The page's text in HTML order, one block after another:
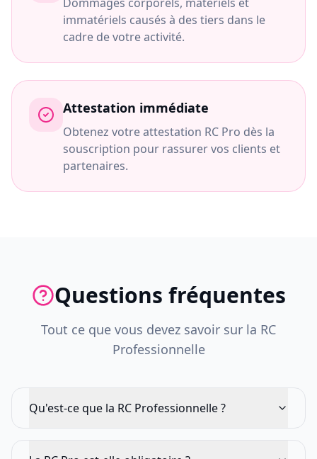
immatériels causés à des tiers dans le
cadre de votre activité.
Attestation immédiate
Obtenez votre attestation RC Pro dès la
souscription pour rassurer vos clients et
partenaires.
Questions fréquentes
Tout ce que vous devez savoir sur la RC
Professionnelle
Qu'est-ce que la RC Professionnelle ?